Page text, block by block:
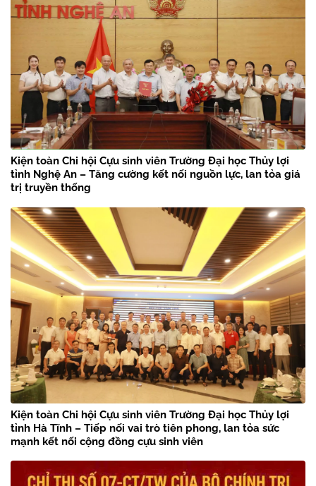
Kiện toàn Chi hội Cựu sinh viên Trường Đại học Thủy lợi
tỉnh Nghệ An – Tăng cường kết nối nguồn lực, lan tỏa giá
trị truyền thống
Kiện toàn Chi hội Cựu sinh viên Trường Đại học Thủy lợi
tỉnh Hà Tĩnh – Tiếp nối vai trò tiên phong, lan tỏa sức
mạnh kết nối cộng đồng cựu sinh viên